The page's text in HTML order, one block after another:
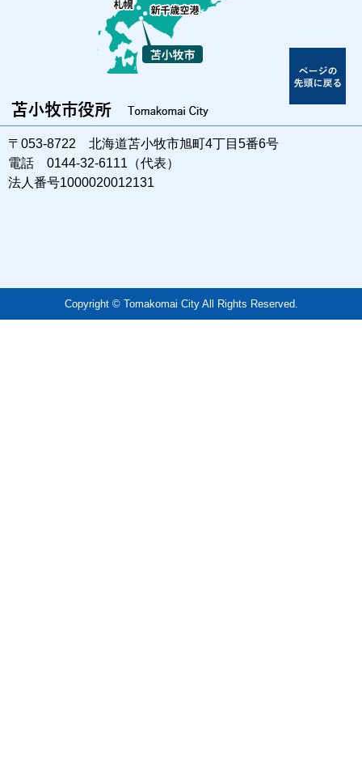
〒053-8722 北海道苫小牧市旭町4丁目5番6号
電話 0144-32-6111（代表）
法人番号1000020012131
Copyright © Tomakomai City All Rights Reserved.